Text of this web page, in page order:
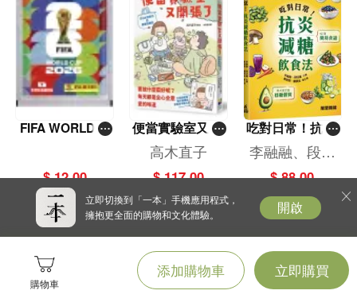
購物車
添加購物車 立即購買
FIFA WORLD C
包）
$ 12.00
便當實驗室又開
張了——日日和
特別日的菜單挑
戰記
高木直子
$ 117.00
吃對日常！抗炎
減糖飲食法
李融融、段佳
麗,黃梨煜、顧
$ 88.00
立即切換到「一本」手機應用程式，
擁抱更全面的購物和文化體驗。
開啟